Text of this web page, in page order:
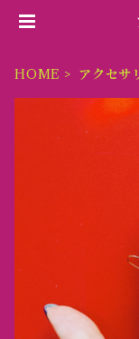
HOME アクセサ